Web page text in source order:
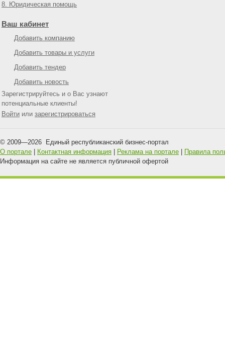
8. Юридическая помощь
Ваш кабинет
Добавить компанию
Добавить товары и услуги
Добавить тендер
Добавить новость
Зарегистрируйтесь и о Вас узнают
потенциальные клиенты!
Войти или зарегистрироваться
© 2009—2026 Единый республиканский бизнес-портал
О портале
Контактная информация Реклама на портале
Правила
Информация на сайте не является публичной офертой